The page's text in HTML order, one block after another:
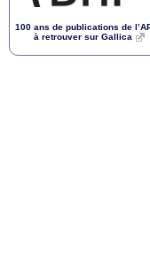
100 ans de publications de l’
à retrouver sur Gallica